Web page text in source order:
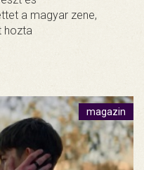
a magyar zene,
hozta
magazin